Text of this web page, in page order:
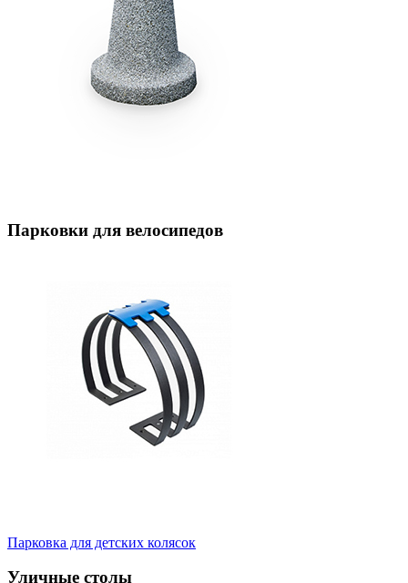
Парковки для велосипедов
Парковка для детских колясок
Уличные столы